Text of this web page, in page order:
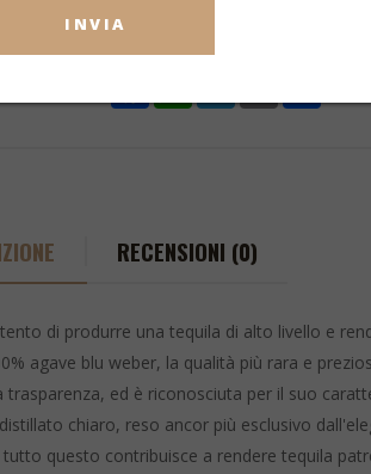
TAG:
RECENSIONI (0)
di produrre una tequila di alto livello e
agave blu weber, la qualità più rara e
ed ​​​​​​​è riconosciuta per il suo
chiaro, reso ancor più esclusivo
questo contribuisce a rendere tequila
INVIA